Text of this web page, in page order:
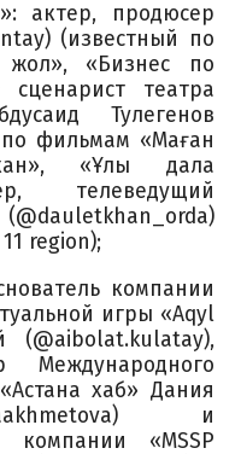
актер, продюсер
(известный по
жол», «Бизнес по
сценарист театра
Тулегенов
фильмам «Маған
«Ұлы дала
телеведущий
region);
компании
игры «Aqyl
(@aibolat.kulatay),
Международного
хаб» Дания
и
компании «MSSP